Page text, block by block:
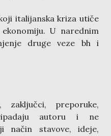
italijanska kriza utiče
U narednim
druge veze bh i
zaključci, preporuke,
autoru i ne
način stavove, ideje,